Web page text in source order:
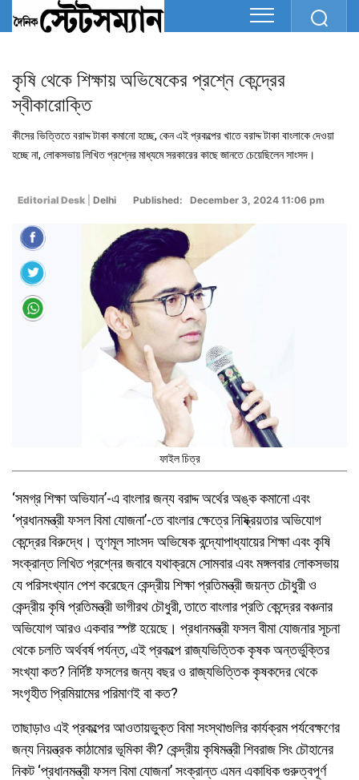
কৃষি থেকে শিক্ষায় অভিষেকের প্রশ্নে কেন্দ্রের
স্বীকারোক্তি
কীসের ভিত্তিতে বরাদ্দ টাকা কমানো হচ্ছে, কেন এই প্রকল্পের খাতে বরাদ্দ টাকা বাংলাকে দেওয়া
হচ্ছে না, লোকসভায় লিখিত প্রশ্নের মাধ্যমে সরকারের কাছে জানতে চেয়েছিলেন সাংসদ।
Editorial Desk Delhi Published: December 3, 2024 11:06 pm
ফাইল চিত্র
‘সমগ্র শিক্ষা অভিযান’-এ বাংলার জন্য বরাদ্দ অর্থের অঙ্ক কমানো এবং
‘প্রধানমন্ত্রী ফসল বিমা যোজনা’-তে বাংলার ক্ষেত্রে নিষ্ক্রিয়তার অভিযোগ
কেন্দ্রের বিরুদ্ধে। তৃণমূল সাংসদ অভিষেক বন্দ্যোপাধ্যায়ের শিক্ষা এবং কৃষি
সংক্রান্ত লিখিত প্রশ্নের জবাবে যথাক্রমে সোমবার এবং মঙ্গলবার লোকসভায়
যে পরিসংখ্যান পেশ করেছেন কেন্দ্রীয় শিক্ষা প্রতিমন্ত্রী জয়ন্ত চৌধুরী ও
কেন্দ্রীয় কৃষি প্রতিমন্ত্রী ভাগীরথ চৌধুরী, তাতে বাংলার প্রতি কেন্দ্রের বঞ্চনার
অভিযোগ আরও একবার স্পষ্ট হয়েছে। প্রধানমন্ত্রী ফসল বীমা যোজনার সূচনা
থেকে চলতি অর্থবর্ষ পর্যন্ত, এই প্রকল্পে রাজ্যভিত্তিক কৃষক অন্তর্ভুক্তির
সংখ্যা কত? নির্দিষ্ট ফসলের জন্য বছর ও রাজ্যভিত্তিক কৃষকদের থেকে
সংগৃহীত প্রিমিয়ামের পরিমাণই বা কত?
তাছাড়াও এই প্রকল্পের আওতায়ভুক্ত বিমা সংস্থাগুলির কার্যক্রম পর্যবেক্ষণের
জন্য নিয়ন্ত্রক কাঠামোর ভূমিকা কী? কেন্দ্রীয় কৃষিমন্ত্রী শিবরাজ সিং চৌহানের
নিকট ‘প্রধানমন্ত্রী ফসল বিমা যোজনা’ সংক্রান্ত এমন একাধিক গুরুত্বপূর্ণ